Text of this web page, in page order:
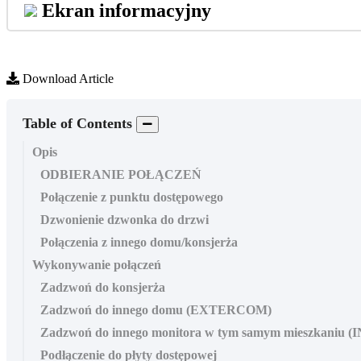
Ekran informacyjny
Download Article
Table of Contents
Opis
ODBIERANIE POŁĄCZEŃ
Połączenie z punktu dostępowego
Dzwonienie dzwonka do drzwi
Połączenia z innego domu/konsjerża
Wykonywanie połączeń
Zadzwoń do konsjerża
Zadzwoń do innego domu (EXTERCOM)
Zadzwoń do innego monitora w tym samym mieszkaniu
Podłączenie do płyty dostępowej